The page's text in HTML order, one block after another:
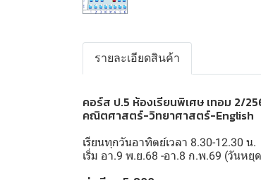
รายละเอียดสินค้า
คอร์ส ป.5 ห้องเรียนพิเศษ เทอม 2/
คณิตศาสตร์-วิทยาศาสตร์-English
เรียนทุกวันอาทิตย์เวลา 8.30-12.30 น.
เริ่ม อา.9 พ.ย.68 -อา.8 ก.พ.69 (วันห